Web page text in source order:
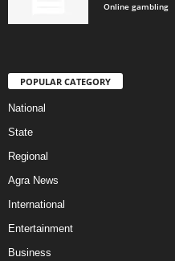
Online gambling
POPULAR CATEGORY
National
State
Regional
Agra News
International
Entertainment
Business